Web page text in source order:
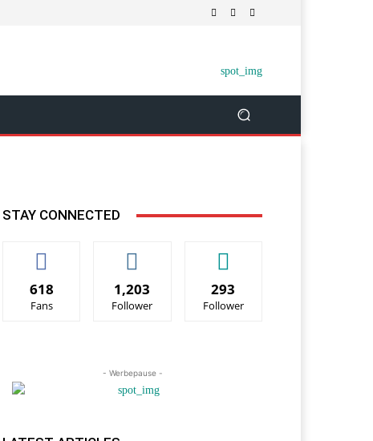
STAY CONNECTED
618
Fans
1,203
Follower
293
Follower
- Werbepause -